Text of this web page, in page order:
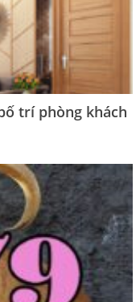
trí phòng khách